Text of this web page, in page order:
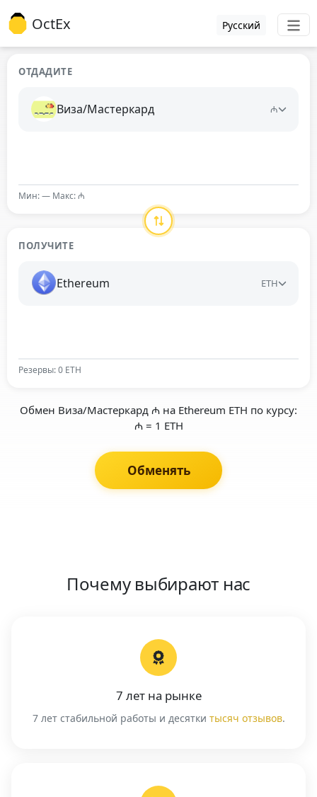
OctEx Русский
ОТДАДИТЕ
Виза/Мастеркард ₼
Мин: — Макс: ₼
ПОЛУЧИТЕ
Ethereum ETH
Резервы: 0 ETH
Обмен Виза/Мастеркард ₼ на Ethereum ETH по курсу:
₼ = 1 ETH
Обменять
Почему выбирают нас
7 лет на рынке
7 лет стабильной работы и десятки тысяч отзывов.